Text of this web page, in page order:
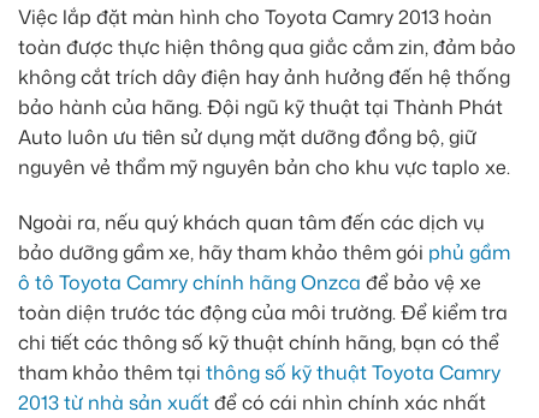
Việc lắp đặt màn hình cho Toyota Camry 2013 hoàn
toàn được thực hiện thông qua giắc cắm zin, đảm bảo
không cắt trích dây điện hay ảnh hưởng đến hệ thống
bảo hành của hãng. Đội ngũ kỹ thuật tại Thành Phát
Auto luôn ưu tiên sử dụng mặt dưỡng đồng bộ, giữ
nguyên vẻ thẩm mỹ nguyên bản cho khu vực taplo xe.
Ngoài ra, nếu quý khách quan tâm đến các dịch vụ
bảo dưỡng gầm xe, hãy tham khảo thêm gói phủ gầm
ô tô Toyota Camry chính hãng Onzca để bảo vệ xe
toàn diện trước tác động của môi trường. Để kiểm tra
chi tiết các thông số kỹ thuật chính hãng, bạn có thể
tham khảo thêm tại thông số kỹ thuật Toyota Camry
2013 từ nhà sản xuấtđể có cái nhìn chính xác nhất